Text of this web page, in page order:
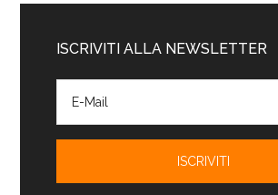
ISCRIVITI ALLA NEWSLETTER